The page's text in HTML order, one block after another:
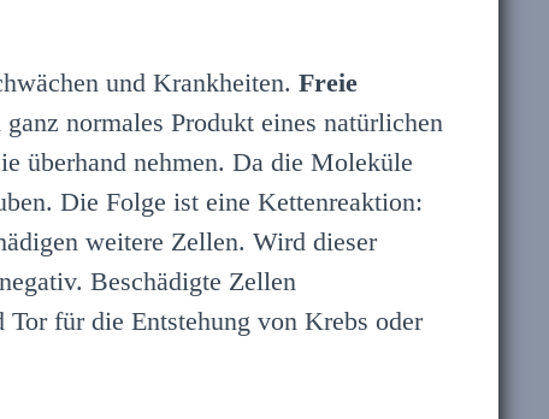
und Krankheiten. Freie
normales Produkt eines natürlichen
überhand nehmen. Da die Moleküle
Die Folge ist eine Kettenreaktion:
weitere Zellen. Wird dieser
Beschädigte Zellen
für die Entstehung von Krebs oder